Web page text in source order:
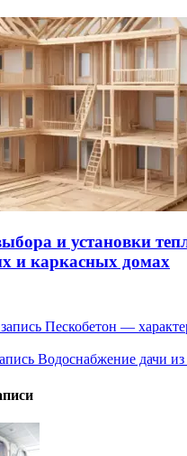
и установки
и каркасных домах
Пескобетон —
Водоснабжение дачи